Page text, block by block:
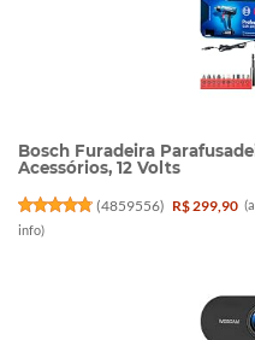
Bosch Furadeira
Acessórios, 12 Volts
(4859556) R$ 299,90
info)